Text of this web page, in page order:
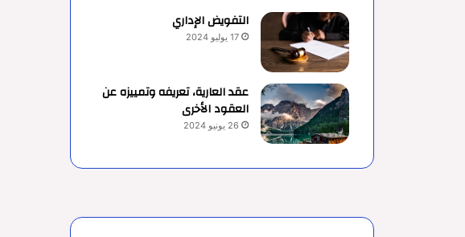
التفويض الإداري
17 يوليو 2024
عقد العارية، تعريفه وتمييزه عن
العقود الأخرى
26 يونيو 2024